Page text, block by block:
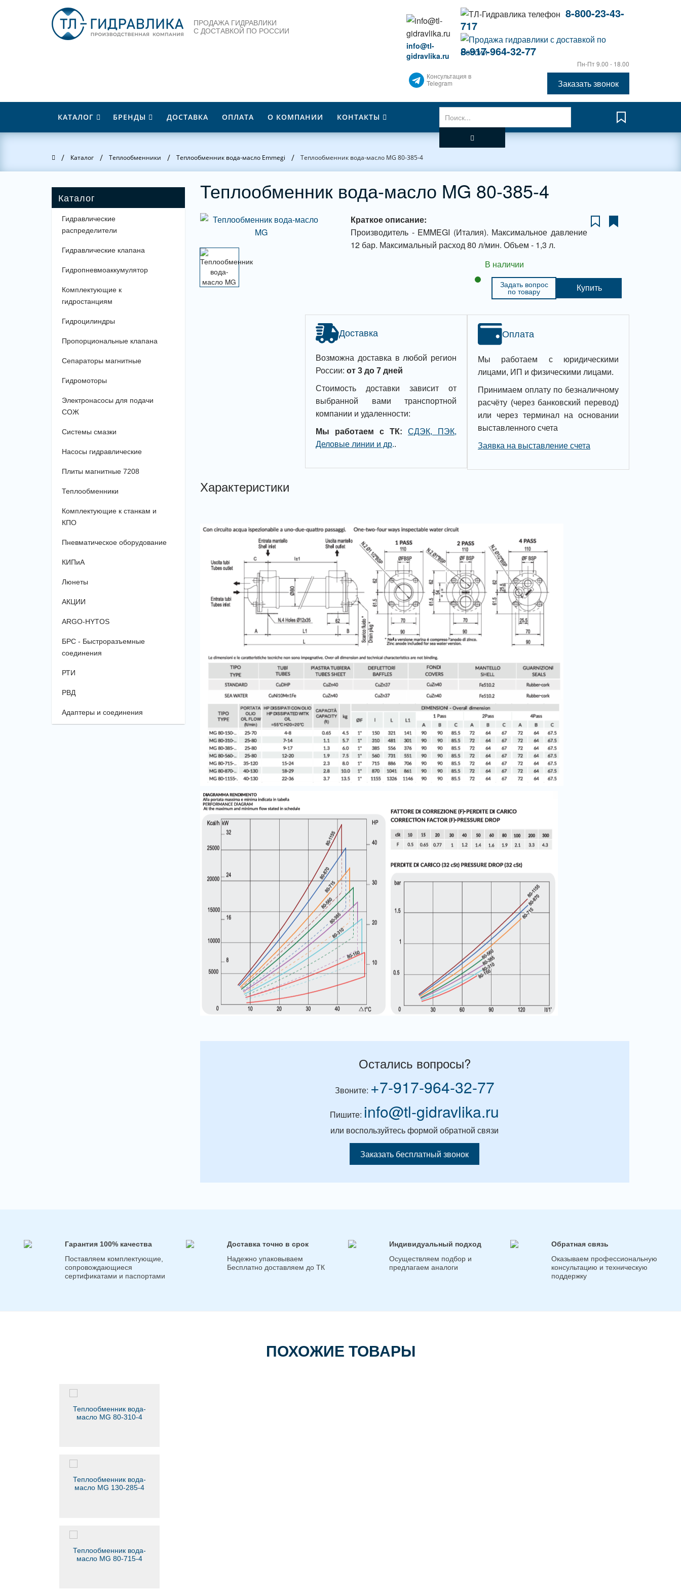
ПРОДАЖА ГИДРАВЛИКИ
С ДОСТАВКОЙ ПО РОССИИ
info@tl-
gidravlika.ru
8-800-23-43-
717
8-917-964-32-77
Пн-Пт 9.00 - 18.00
Консультация в
Telegram
Заказать звонок
КАТАЛОГ БРЕНДЫ ДОСТАВКА ОПЛАТА О КОМПАНИИ КОНТАКТЫ
Главная
/ Каталог / Теплообменники / Теплообменник вода-масло Emmegi / Теплообменник вода-масло MG 80-385-4
Гидравлические
распределители
Гидравлические клапана
Гидропневмоаккумулятор
Комплектующие к
гидростанциям
Гидроцилиндры
Пропорциональные клапана
Сепараторы магнитные
Гидромоторы
Электронасосы для подачи
СОЖ
Системы смазки
Насосы гидравлические
Плиты магнитные 7208
Теплообменники
Комплектующие к станкам и
КПО
Пневматическое оборудование
КИПиА
Люнеты
АКЦИИ
ARGO-HYTOS
БРС - Быстроразъемные
соединения
РТИ
РВД
Адаптеры и соединения
Теплообменник вода-масло MG 80-385-4
Краткое описание:
Производитель - EMMEGI (Италия). Максимальное давление
12 бар. Максимальный расход 80 л/мин. Объем - 1,3 л.
В наличии
Задать вопрос
по товару
Купить
Оплата
Мы работаем с юридическими
лицами, ИП и физическими лицами.
Принимаем оплату по безналичному
расчёту (через банковский перевод)
или через терминал на основании
выставленного счета
Заявка на выставление счета
Доставка
Возможна доставка в любой регион
России: от 3 до 7 дней
Стоимость доставки зависит от
выбранной вами транспортной
компании и удаленности:
Мы работаем с ТК:
СДЭК, ПЭК,
Деловые линии и др..
Характеристики
Остались вопросы?
Звоните: +7-917-964-32-77
Пишите: info@tl-gidravlika.ru
или воспользуйтесь формой обратной связи
Заказать бесплатный звонок
Гарантия 100% качества
Поставляем комплектующие,
сопровождающиеся
сертификатами и паспортами
Доставка точно в срок
Надежно упаковываем
Бесплатно доставляем до ТК
Индивидуальный подход
Осуществляем подбор и
предлагаем аналоги
Обратная связь
Оказываем профессиональную
консультацию и техническую
поддержку
ПОХОЖИЕ ТОВАРЫ
Теплообменник вода-
масло MG 80-310-4
Теплообменник вода-
масло MG 130-285-4
Теплообменник вода-
масло MG 80-715-4